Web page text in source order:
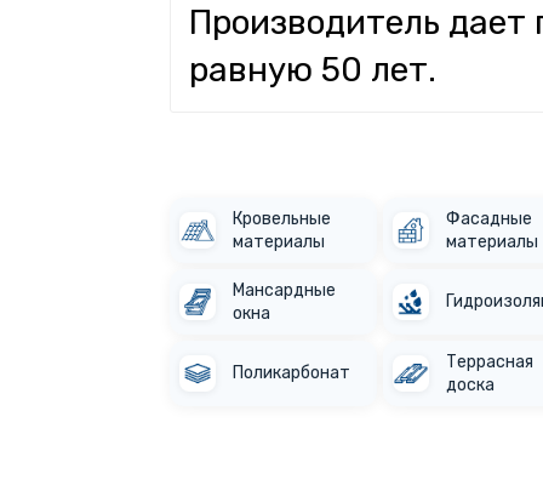
Производитель
равную 50 лет.
Кровельные
материалы
Фасадные
материалы
Мансардные
окна
Поликарбонат
Террасная
доска